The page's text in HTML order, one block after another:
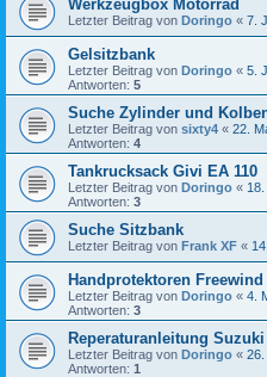
Werkzeugbox Motorrad
Letzter Beitrag von Doringo « 7.
Gelsitzbank
Letzter Beitrag von Doringo « 5.
Antworten: 5
Suche Zylinder und
Letzter Beitrag von sixty4 « 22.
Antworten: 4
Tankrucksack Givi EA 110
Letzter Beitrag von Doringo «
Antworten: 3
Suche Sitzbank
Letzter Beitrag von Frank XF «
Handprotektoren Freewind
Letzter Beitrag von Doringo « 4.
Antworten: 3
Reperaturanleitung
Letzter Beitrag von Doringo « 26.
Antworten: 1